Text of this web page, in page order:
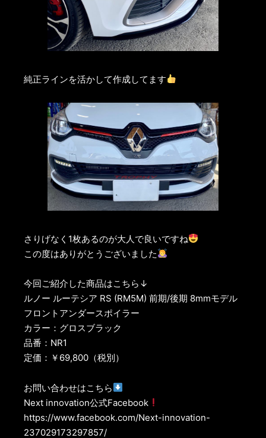
純正ラインを活かして作成してます
さりげなく1枚あるのが大人で良いですね
この度はありがとうございました
今回ご紹介した商品はこちら↓
ルノー ルーテシア RS (RM5M) 前期/後期 8mmモデル
フロントアンダースポイラー
カラー：グロスブラック
品番：NR1
定価：￥69,800（税別）
お問い合わせはこちら
Next innovation公式Facebook
https://www.facebook.com/Next-innovation-
237029173297857/